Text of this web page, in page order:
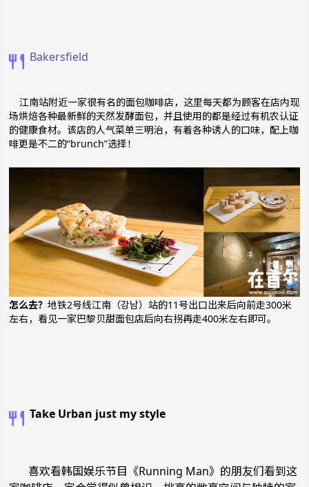
Bakersfield
江南站附近一家很有名的面包咖啡店，这里每天都为顾客在店内现
场烘焙各种最新鲜的天然发酵面包，并且使用的都是经过有机农认证
的健康食材。该店的人气菜单三明治，有着各种诱人的口味，配上咖
啡更是不二的“brunch”选择！
怎么去？ 地铁2号线江南（강남）站的11号出口出来后向前走300米
左右，看见一家巴黎贝甜面包店后向右拐再走400米左右即可。
Take Urban just my style
喜欢看韩国娱乐节目《Running Man》的朋友们看到这